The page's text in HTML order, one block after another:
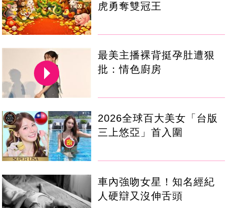
虎勇奪雙冠王
最美主播裸背挺孕肚遭狠
批：情色廚房
2026全球百大美女「台版
三上悠亞」首入圍
車內強吻女星！知名經紀
人硬辯又沒伸舌頭